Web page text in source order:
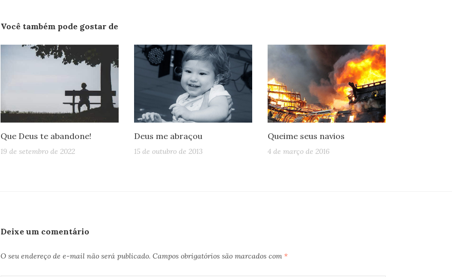
Você também pode gostar de
Que Deus te abandone!
19 de setembro de 2022
Deus me abraçou
15 de outubro de 2013
Queime seus navios
4 de março de 2016
Deixe um comentário
O seu endereço de e-mail não será publicado. Campos obrigatórios são marcados com *